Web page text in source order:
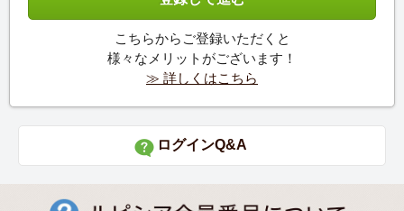
こちらからご登録いただくと
様々なメリットがございます！
≫ 詳しくはこちら